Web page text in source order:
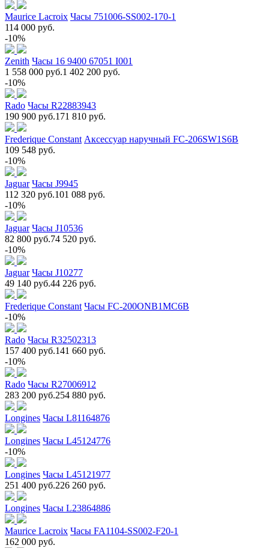
Maurice Lacroix Часы 751006-SS002-170-1
114 000 руб.
-10%
Zenith Часы 16 9400 67051 I001
1 558 000 руб.1 402 200 руб.
-10%
Rado Часы R22883943
190 900 руб.171 810 руб.
Frederique Constant Аксессуар наручный FC-206SW1S6B
109 548 руб.
-10%
Jaguar Часы J9945
112 320 руб.101 088 руб.
-10%
Jaguar Часы J10536
82 800 руб.74 520 руб.
-10%
Jaguar Часы J10277
49 140 руб.44 226 руб.
Frederique Constant Часы FC-200ONB1MC6B
-10%
Rado Часы R32502313
157 400 руб.141 660 руб.
-10%
Rado Часы R27006912
283 200 руб.254 880 руб.
Longines Часы L81164876
Longines Часы L45124776
-10%
Longines Часы L45121977
251 400 руб.226 260 руб.
Longines Часы L23864886
Maurice Lacroix Часы FA1104-SS002-F20-1
162 000 руб.